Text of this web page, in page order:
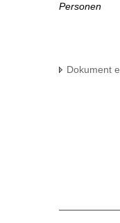
Personen
Dokument